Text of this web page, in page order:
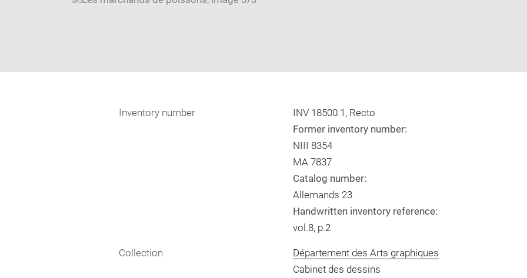
Inventory number
INV 18500.1, Recto
Former inventory number:
NIII 8354
MA 7837
Catalog number:
Allemands 23
Handwritten inventory reference:
vol.8, p.2
Collection
Département des Arts graphiques
Cabinet des dessins